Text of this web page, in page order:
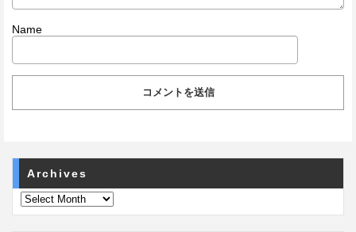
Name
Archives